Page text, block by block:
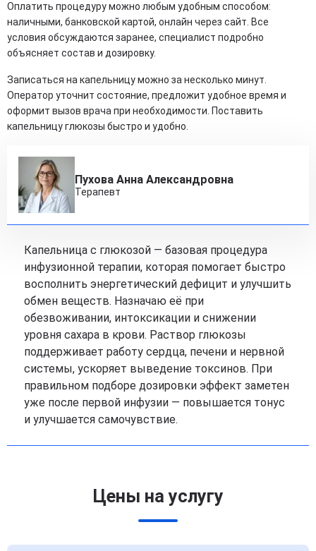
Оплатить процедуру можно любым удобным способом:
наличными, банковской картой, онлайн через сайт. Все
условия обсуждаются заранее, специалист подробно
объясняет состав и дозировку.
Записаться на капельницу можно за несколько минут.
Оператор уточнит состояние, предложит удобное время и
оформит вызов врача при необходимости. Поставить
капельницу глюкозы быстро и удобно.
Пухова Анна Александровна
Терапевт
Капельница с глюкозой — базовая процедура
инфузионной терапии, которая помогает быстро
восполнить энергетический дефицит и улучшить
обмен веществ. Назначаю её при
обезвоживании, интоксикации и снижении
уровня сахара в крови. Раствор глюкозы
поддерживает работу сердца, печени и нервной
системы, ускоряет выведение токсинов. При
правильном подборе дозировки эффект заметен
уже после первой инфузии — повышается тонус
и улучшается самочувствие.
Цены на услугу